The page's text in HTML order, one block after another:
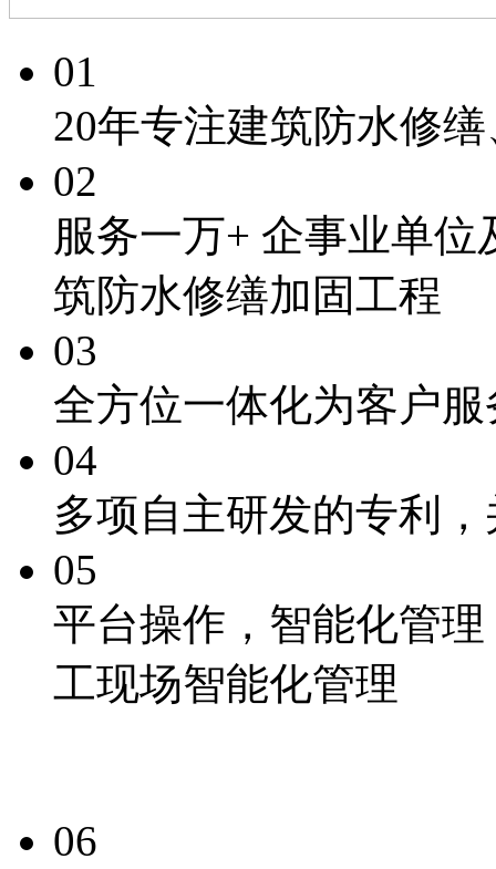
01
20年专注建筑防水修
02
服务一万+ 企事业单位
筑防水修缮加固工程
03
全方位一体化为客户服
04
多项自主研发的专利
05
平台操作， 智能化管
工现场智能化管理
06